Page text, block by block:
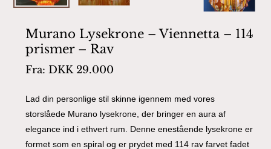
Murano Lysekrone – Viennetta – 114
prismer – Rav
Fra: DKK29.000
Lad din personlige stil skinne igennem med vores
storslåede Murano lysekrone, der bringer en aura af
elegance ind i ethvert rum. Denne enestående lysekrone er
formet som en spiral og er prydet med 114 rav farvet fadet